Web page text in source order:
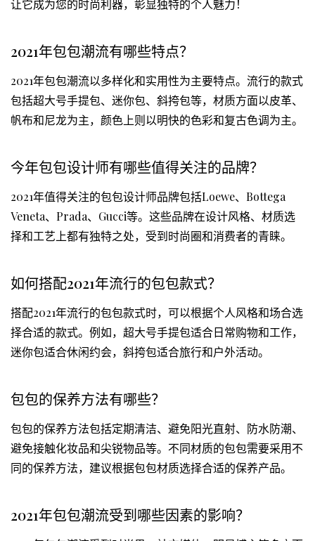
让它成为您的时尚利器，彰显独特的个人魅力！
2021年包包潮流有哪些特点？
2021年包包潮流以多样化和实用性为主要特点。流行的款式
包括超大号手提包、迷你包、斜挎包等，材质方面以皮革、
帆布和尼龙为主，颜色上则以明快的色彩和复古色调为主。
今年包包设计师有哪些值得关注的品牌？
2021年值得关注的包包设计师品牌包括Loewe、Bottega
Veneta、Prada、Gucci等。这些品牌在设计风格、材质选
择和工艺上都有独特之处，受到时尚圈和消费者的青睐。
如何搭配2021年流行的包包款式？
搭配2021年流行的包包款式时，可以根据个人风格和场合选
择合适的款式。例如，超大号手提包适合日常购物和工作，
迷你包适合休闲约会，斜挎包适合旅行和户外活动。
包包的保养方法有哪些？
包包的保养方法包括定期清洁、避免阳光直射、防水防潮、
避免接触化妆品和尖锐物品等。不同材质的包包需要采用不
同的保养方法，建议根据包包材质选择合适的保养产品。
2021年包包潮流受到哪些因素的影响？